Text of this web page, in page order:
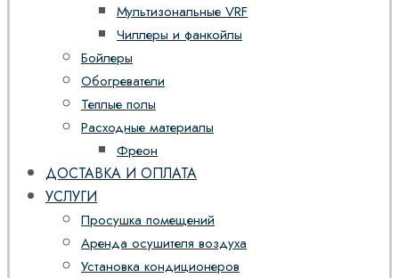
Мультизональные VRF
Чиллеры и фанкойлы
Бойлеры
Обогреватели
Теплые полы
Расходные материалы
Фреон
ДОСТАВКА И ОПЛАТА
УСЛУГИ
Просушка помещений
Аренда осушителя воздуха
Установка кондиционеров